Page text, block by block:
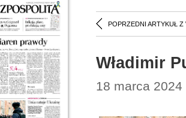
POPRZEDNI ARTYKUŁ Z
Władimir
18 marca